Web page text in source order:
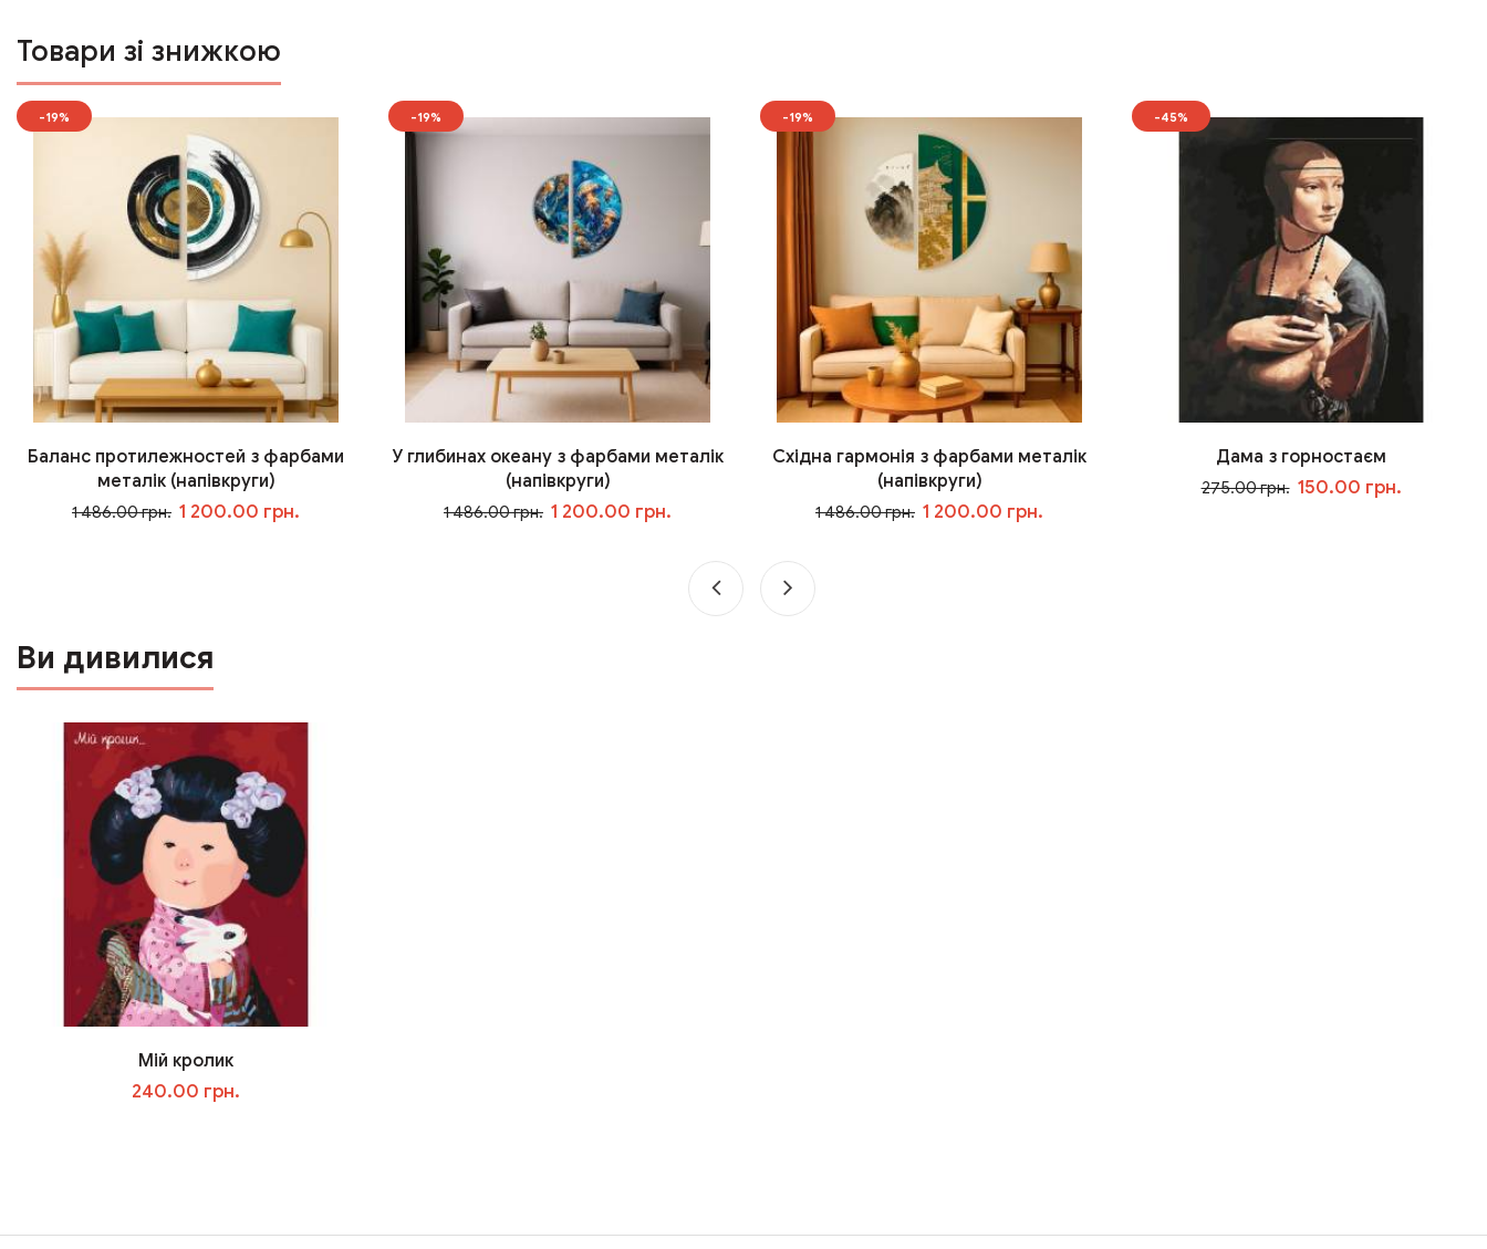
Товари зі знижкою
-19%
Баланс протилежностей з фарбами
металік (напівкруги)
1 486.00 грн. 1 200.00 грн.
-19%
У глибинах океану з фарбами металік
(напівкруги)
1 486.00 грн. 1 200.00 грн.
-19%
Східна гармонія з фарбами металік
(напівкруги)
1 486.00 грн. 1 200.00 грн.
-45%
Дама з горностаєм
275.00 грн. 150.00 грн.
Ви дивилися
Мій кролик
240.00 грн.